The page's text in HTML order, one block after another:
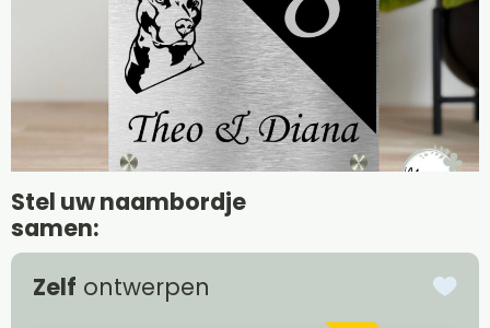
Stel uw naambordje
samen:
Zelf ontwerpen